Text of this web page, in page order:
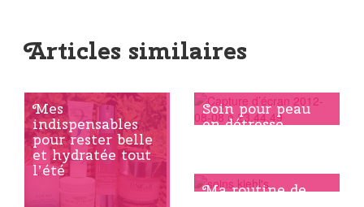
Articles similaires
Mes
indispensables
pour rester belle
et hydratée tout
l’été
Soin pour peau
en détresse
tu seras belle &
fraîche
Ma routine de